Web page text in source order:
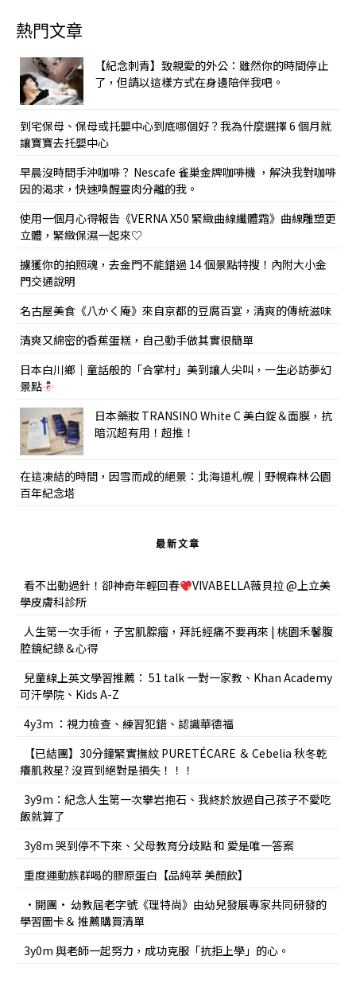
熱門文章
【紀念刺青】致親愛的外公：雖然你的時間停止
了，但請以這樣方式在身邊陪伴我吧。
到宅保母、保母或托嬰中心到底哪個好？我為什麼選擇 6 個月就
讓寶寶去托嬰中心
早晨沒時間手沖咖啡？ Nescafe 雀巢金牌咖啡機 ，解決我對咖啡
因的渴求，快速喚醒靈肉分離的我。
使用一個月心得報告《VERNA X50 緊緻曲線纖體霜》曲線雕塑更
立體，緊緻保濕一起來♡
擄獲你的拍照魂，去金門不能錯過 14 個景點特搜！內附大小金
門交通說明
名古屋美食《八かく庵》來自京都的豆腐百宴，清爽的傳統滋味
清爽又綿密的香蕉蛋糕，自己動手做其實很簡單
日本白川鄉｜童話般的「合掌村」美到讓人尖叫，一生必訪夢幻
景點
日本藥妝 TRANSINO White C 美白錠＆面膜，抗
暗沉超有用！超推！
在這凍結的時間，因雪而成的絕景：北海道札幌｜野幌森林公園
百年紀念塔
最新文章
看不出動過針！卻神奇年輕回春
VIVABELLA薇貝拉 @上立美
學皮膚科診所
人生第一次手術，子宮肌腺瘤，拜託經痛不要再來 | 桃園禾馨腹
腔鏡紀錄＆心得
兒童線上英文學習推薦： 51 talk 一對一家教、Khan Academy
可汗學院、Kids A-Z
4y3m ：視力檢查、練習犯錯、認識華德福
【已結團】30分鐘緊實撫紋 PURETÉCARE ＆ Cebelia 秋冬乾
癢肌救星? 沒買到絕對是損失！！！
3y9m：紀念人生第一次攀岩抱石、我終於放過自己孩子不愛吃
飯就算了
3y8m 哭到停不下來、父母教育分歧點 和 愛是唯一答案
重度運動族群喝的膠原蛋白【品純萃 美顏飲】
•開團• 幼教屆老字號《理特尚》由幼兒發展專家共同研發的
學習圖卡＆ 推薦購買清單
3y0m 與老師一起努力，成功克服「抗拒上學」的心。